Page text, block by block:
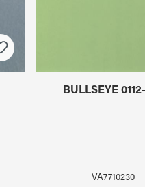
BULLSEYE
VA7710230